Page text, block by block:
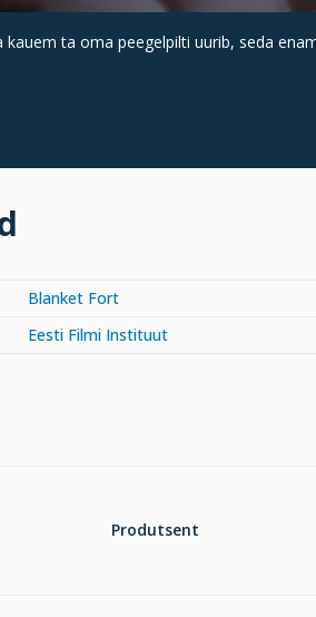
ta oma peegelpilti uurib, seda
Blanket Fort
Eesti Filmi Instituut
Produtsent